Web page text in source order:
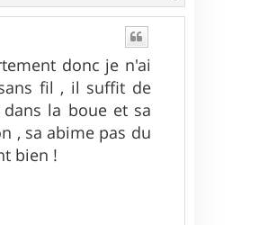
a
donc je n'ai
fil , il suffit de
la boue et sa
, sa abime pas du
bien !